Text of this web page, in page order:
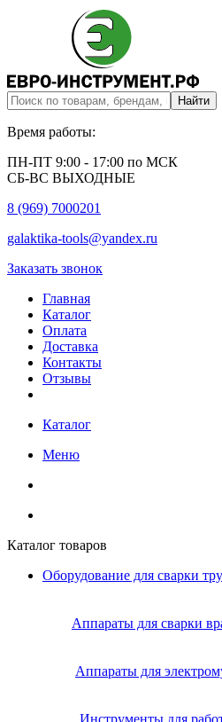
Время работы:
ПН-ПТ 9:00 - 17:00 по МСК
СБ-ВС ВЫХОДНЫЕ
8 (969) 7000201
galaktika-tools@yandex.ru
Заказать звонок
Главная
Каталог
Оплата
Доставка
Контакты
Отзывы
Каталог
Меню
Каталог товаров
Оборудование для сварки
Аппараты для сварки
Аппараты для
Инструменты для